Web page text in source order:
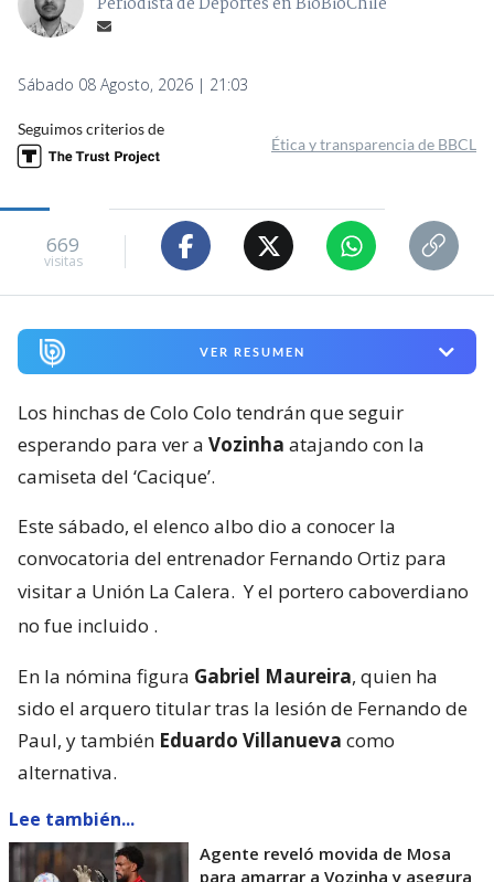
Sábado 08 Agosto, 2026 | 21:03
Seguimos criterios de
Ética y transparencia de BBCL
669
visitas
VER RESUMEN
Los hinchas de Colo Colo tendrán que seguir
esperando para ver a Vozinha atajando con la
camiseta del ‘Cacique’.
Este sábado, el elenco albo dio a conocer la
convocatoria del entrenador Fernando Ortiz para
visitar a Unión La Calera. Y el portero caboverdiano
no fue incluido .
En la nómina figura Gabriel Maureira, quien ha
sido el arquero titular tras la lesión de Fernando de
Paul, y también Eduardo Villanueva como
alternativa.
Lee también...
Agente reveló movida de Mosa
para amarrar a Vozinha y asegura